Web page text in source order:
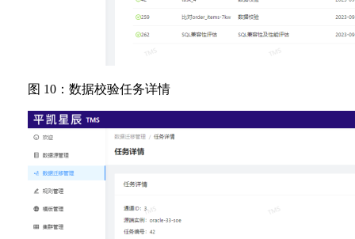
图 10：数据校验任务详情